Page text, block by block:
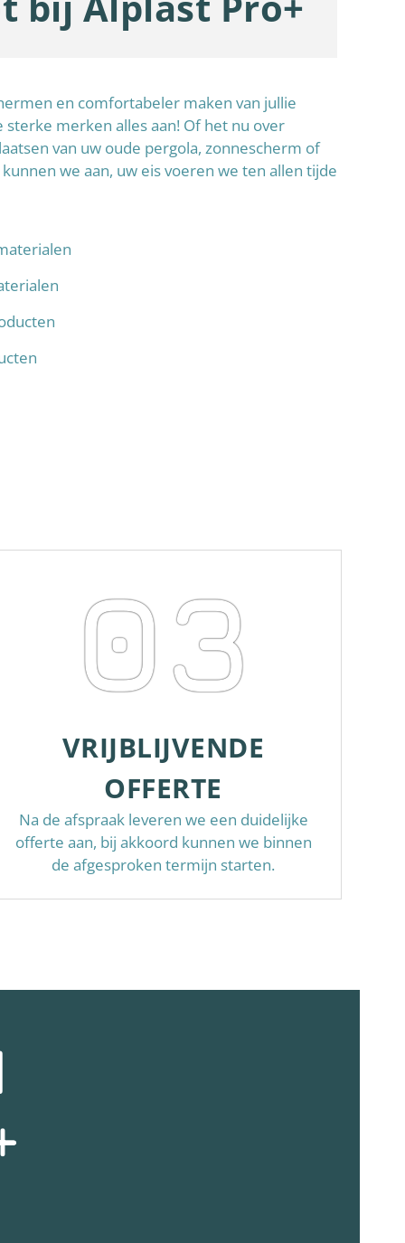
en comfortabeler maken van jullie
merken alles aan! Of het nu over
van uw oude pergola, zonnescherm of
we aan, uw eis voeren we ten allen tijde
03
VRIJBLIJVENDE
OFFERTE
Na de afspraak leveren we een duidelijke
offerte aan, bij akkoord kunnen we binnen
de afgesproken termijn starten.